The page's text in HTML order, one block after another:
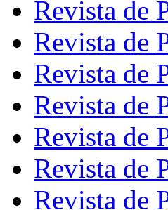
Revista de
Revista de
Revista de
Revista de
Revista de
Revista de
Revista de